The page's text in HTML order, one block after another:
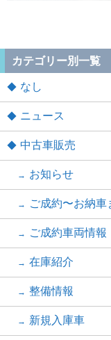
カテゴリー別一覧
なし
ニュース
中古車販売
お知らせ
ご成約〜お納車
ご成約車両情報
在庫紹介
整備情報
新規入庫車